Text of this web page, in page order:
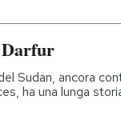
Darfur
Sudan, ancora
ha una lunga